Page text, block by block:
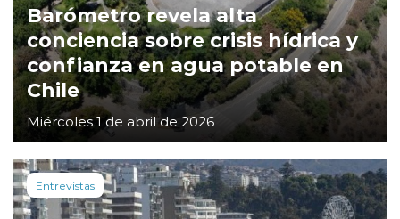
Barómetro revela alta
conciencia sobre crisis hídrica y
confianza en agua potable en
Chile
Miércoles 1 de abril de 2026
Entrevistas